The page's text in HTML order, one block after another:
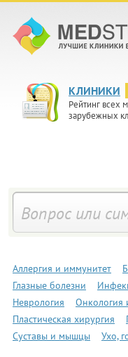
КЛИНИКИ
Рейтинг всех
зарубежных
Аллергия и иммунитет
Глазные болезни
Неврология
Онкология
Пластическая хирургия
Суставы и мышцы
Ухо,